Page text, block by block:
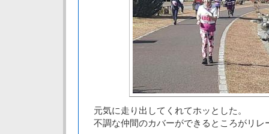
元気に走り出してくれてホッとした。
不調な仲間のカバーができるところがリレ